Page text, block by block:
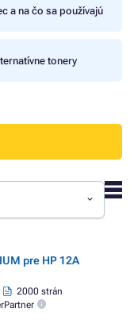
a na čo sa používajú
tonery
pre HP 12A
2000 strán